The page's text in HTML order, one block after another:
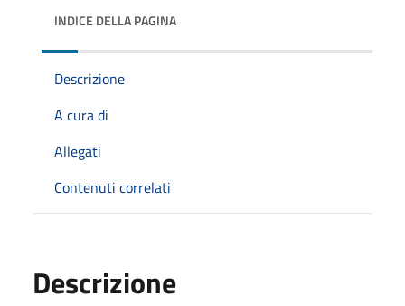
INDICE DELLA PAGINA
Descrizione
A cura di
Allegati
Contenuti correlati
Descrizione